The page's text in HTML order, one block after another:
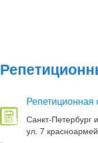
Репетиционная
Санкт-Петербург
ул. 7